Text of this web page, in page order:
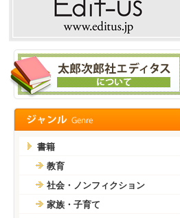
書籍
教育
社会・ノンフィクション
家族・子育て